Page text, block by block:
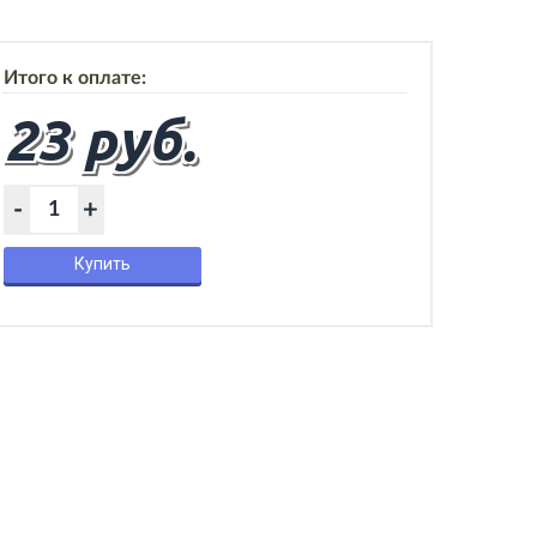
Итого к оплате:
23 руб.
+
-
Купить